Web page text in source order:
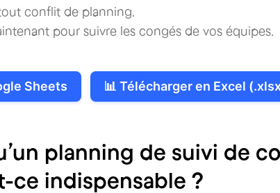
conflit de planning.
pour suivre les congés de vos équipes.
Sheets 📊 Télécharger en Excel
planning de suivi de
ce indispensable ?